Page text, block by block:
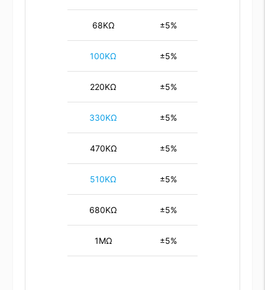
68KΩ ±5%
100KΩ ±5%
220KΩ ±5%
330KΩ ±5%
470KΩ ±5%
510KΩ ±5%
680KΩ ±5%
1MΩ ±5%